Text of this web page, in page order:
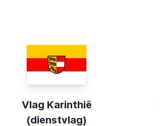
Vlag Karinthië
(dienstvlag)